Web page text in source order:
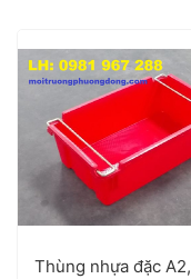
Thùng nhựa đặc A2,